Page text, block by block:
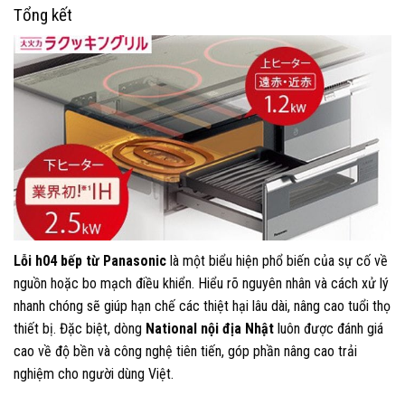
Tổng kết
Lỗi h04 bếp từ Panasonic là một biểu hiện phổ biến của sự cố về
nguồn hoặc bo mạch điều khiển. Hiểu rõ nguyên nhân và cách xử lý
nhanh chóng sẽ giúp hạn chế các thiệt hại lâu dài, nâng cao tuổi thọ
thiết bị. Đặc biệt, dòng National nội địa Nhật luôn được đánh giá
cao về độ bền và công nghệ tiên tiến, góp phần nâng cao trải
nghiệm cho người dùng Việt.